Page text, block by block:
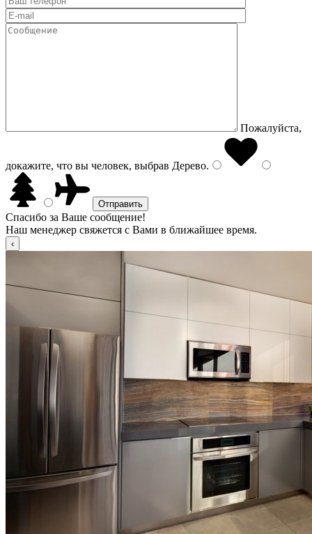
Пожалуйста,
докажите, что вы человек, выбрав Дерево.
Спасибо за Ваше сообщение!
Наш менеджер свяжется с Вами в ближайшее время.